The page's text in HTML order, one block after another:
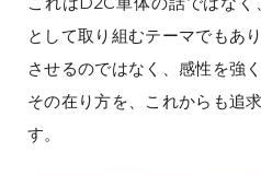
として取り組むテーマでもあ
させるのではなく、感性を強
その在り方を、これからも追
す。